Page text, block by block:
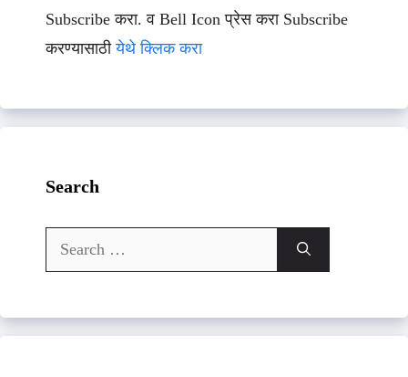
Subscribe करा. व Bell Icon प्रेस करा Subscribe
करण्यासाठीयेथे क्लिक करा
Search
Search
for: